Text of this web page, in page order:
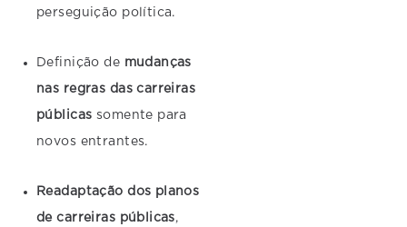
perseguição política.
Definição de mudanças
nas regras das carreiras
públicas somente para
novos entrantes.
Readaptação dos planos
de carreiras públicas,